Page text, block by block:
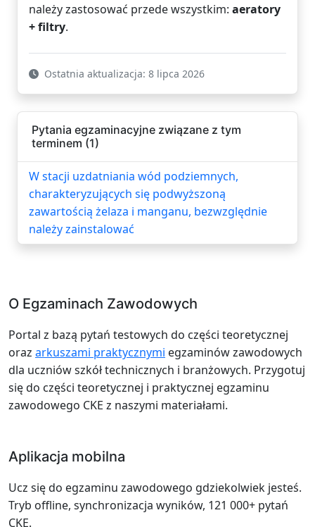
należy zastosować przede wszystkim: aeratory
+ filtry.
Ostatnia aktualizacja: 8 lipca 2026
Pytania egzaminacyjne związane z tym
terminem (1)
W stacji uzdatniania wód podziemnych,
charakteryzujących się podwyższoną
zawartością żelaza i manganu, bezwzględnie
należy zainstalować
O Egzaminach Zawodowych
Portal z bazą pytań testowych do części teoretycznej
oraz arkuszami praktycznymi egzaminów zawodowych
dla uczniów szkół technicznych i branżowych. Przygotuj
się do części teoretycznej i praktycznej egzaminu
zawodowego CKE z naszymi materiałami.
Aplikacja mobilna
Ucz się do egzaminu zawodowego gdziekolwiek jesteś.
Tryb offline, synchronizacja wyników, 121 000+ pytań
CKE.